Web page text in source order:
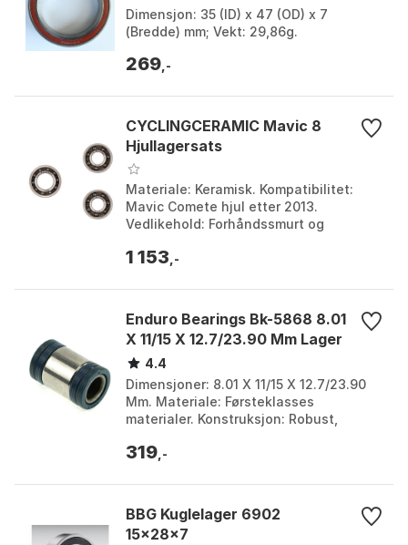
Dimensjon: 35 (ID) x 47 (OD) x 7
(Bredde) mm; Vekt: 29,86g.
269 ,-
CYCLINGCERAMIC Mavic 8
Hjullagersats
Materiale: Keramisk. Kompatibilitet:
Mavic Comete hjul etter 2013.
Vedlikehold: Forhåndssmurt og
2x608/9 lagre, CyclingCeram...
1 153 ,-
Enduro Bearings Bk-5868 8.01
X 11/15 X 12.7/23.90 Mm Lager
4.4
Dimensjoner: 8.01 X 11/15 X 12.7/23.90
Mm. Materiale: Førsteklasses
materialer. Konstruksjon: Robust,
Optimalisert for mi...
319 ,-
BBG Kuglelager 6902
15x28x7